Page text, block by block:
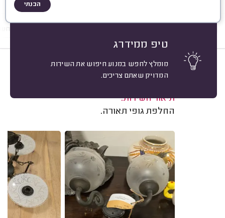
הבנתי
טיפ ממידרג
מומלץ לחפש במנוע חיפוש את השירות
המדויק שאתם צריכים.
תשתיות
בתיה פארן-ניסני, רמת השרון.
משוב: 09/08/2026
תיאור השירות:
החלפת גופי תאורה.